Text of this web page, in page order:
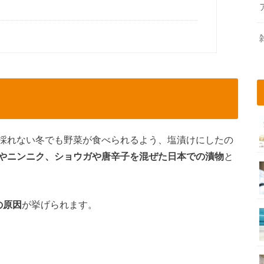
れない冬でも野菜が食べられるよう、塩漬けにしたの
ニンニク、ショウガや唐辛子を混ぜた日本での漬物と
因 が挙げられます。